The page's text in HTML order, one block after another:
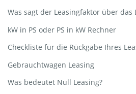
Was sagt der Leasingfaktor über das
kW in PS oder PS in kW Rechner
Checkliste für die Rückgabe Ihres
Gebrauchtwagen Leasing
Was bedeutet Null Leasing?